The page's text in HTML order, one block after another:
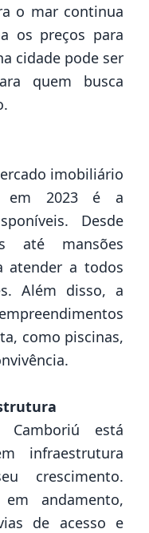
o mar continua
os preços para
cidade pode ser
quem busca
imobiliário
em 2023 é a
Desde
até mansões
atender a todos
Além disso, a
como piscinas,
está
infraestrutura
crescimento.
andamento,
de acesso e